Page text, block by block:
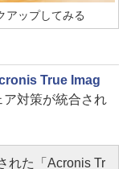
アップしてみる
True Imag
ア対策が統合され
れた「Acronis Tr